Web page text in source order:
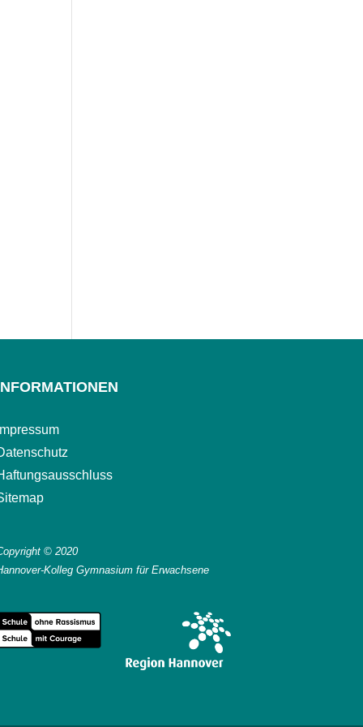
Impressum
© 2020
Kolleg Gymnasium für Erwachsene